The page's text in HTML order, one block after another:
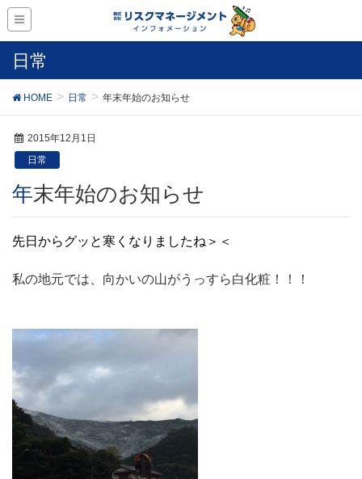
日常
HOME 日常 年末年始のお知らせ
2015年12月1日
日常
年末年始のお知らせ
先日からグッと寒くなりましたね＞＜
私の地元では、向かいの山がうっすら白化粧！！！